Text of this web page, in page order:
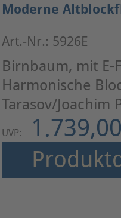
Moderne
Art.-Nr.: 5926E
Birnbaum, mit E-
Harmonische
Tarasov/Joachim
UVP: